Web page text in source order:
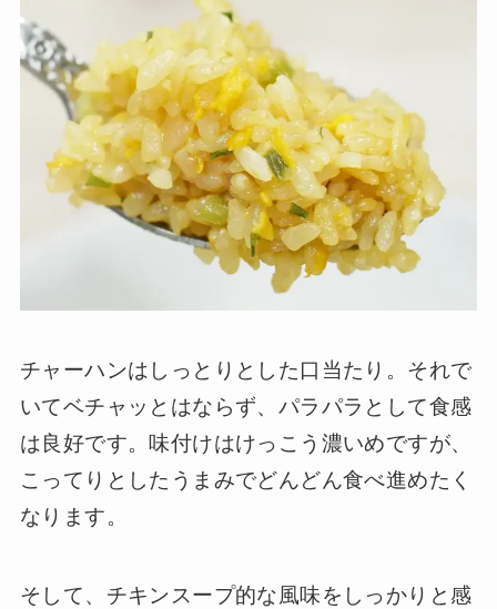
チャーハンはしっとりとした口当たり。それで
いてベチャッとはならず、パラパラとして食感
は良好です。味付けはけっこう濃いめですが、
こってりとしたうまみでどんどん食べ進めたく
なります。
そして、チキンスープ的な風味をしっかりと感